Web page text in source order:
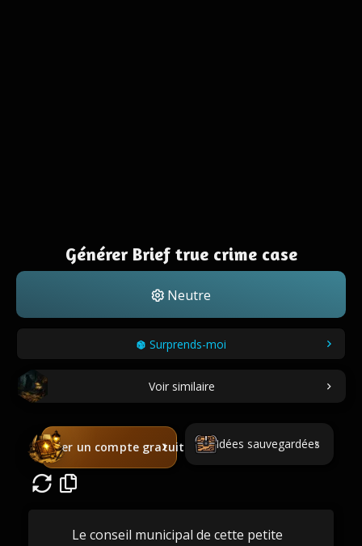
Générer Brief true crime case
Neutre
Surprends-moi
Voir similaire
Créer un compte gratuit Idées sauvegardées
Le conseil municipal de cette petite